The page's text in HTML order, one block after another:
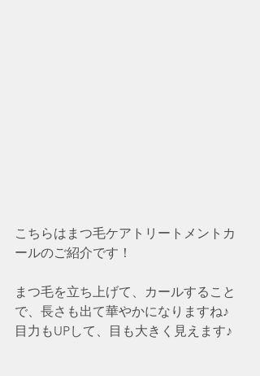
こちらはまつ毛ケアトリートメントカ
ールのご紹介です！
まつ毛を立ち上げて、カールすること
で、長さも出て華やかになりますね♪
目力もUPして、目も大きく見えます♪